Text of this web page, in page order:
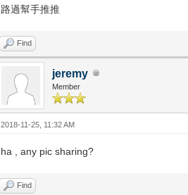
路過幫手推推
Find
jeremy
Member
2018-11-25, 11:32 AM
ha , any pic sharing?
Find